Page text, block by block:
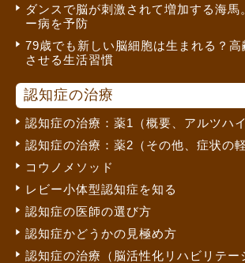
ダンスで脳が刺激されて増加する海馬
ー病を予防
79歳でも新しい脳細胞は生まれる？
させる生活習慣
認知症の治療
認知症の治療：薬1（概要、アルツハ
認知症の治療：薬2（その他、症状の軽
コウノメソッド
レビー小体型認知症を知る
認知症の医師の選び方
認知症かどうかの見極め方
認知症の治療（脳活性化リハビリテー